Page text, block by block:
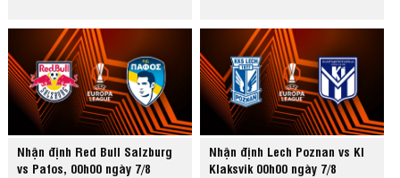
Nhận định Red Bull Salzburg
vs Pafos, 00h00 ngày 7/8
Nhận định Lech Poznan vs KI
Klaksvik 00h00 ngày 7/8